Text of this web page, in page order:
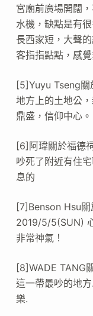
宮廟前廣場開闊
水機，缺點是有
長西家短，大聲
客指指點點，感
[5]Yuyu Tseng關
地方上的土地公
鼎盛，信仰中心。
[6]阿瑋關於福德
吵死了附近有住
息的
[7]Benson Hsu關
2019/5/5(SUN)
非常神氣！
[8]WADE TANG
這一帶最吵的地
樂.